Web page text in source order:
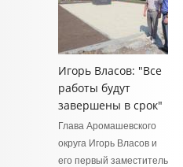
Игорь Власов: "Все
работы будут
завершены в срок"
Глава Аромашевского
округа Игорь Власов и
его первый заместитель